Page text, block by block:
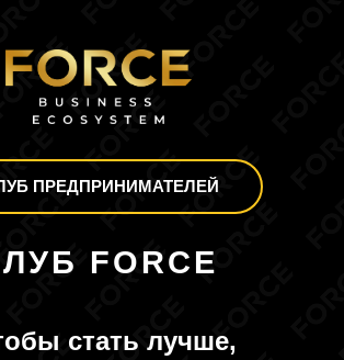
FORCE
стать лучше,
ПРЕДПРИНИМАТЕЛЕЙ